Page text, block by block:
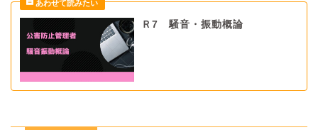
Ｒ7 騒音・振動概論